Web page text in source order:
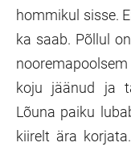
hommikul sisse.
ka saab. Põllul
koju jäänud ja
Lõuna paiku
kiirelt ära